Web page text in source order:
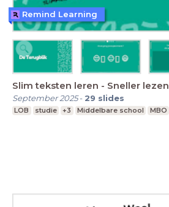
Slim teksten leren - Sneller lezen
September 2025- 29 slides
LOB studie +3 Middelbare school MBO
Remind Learning